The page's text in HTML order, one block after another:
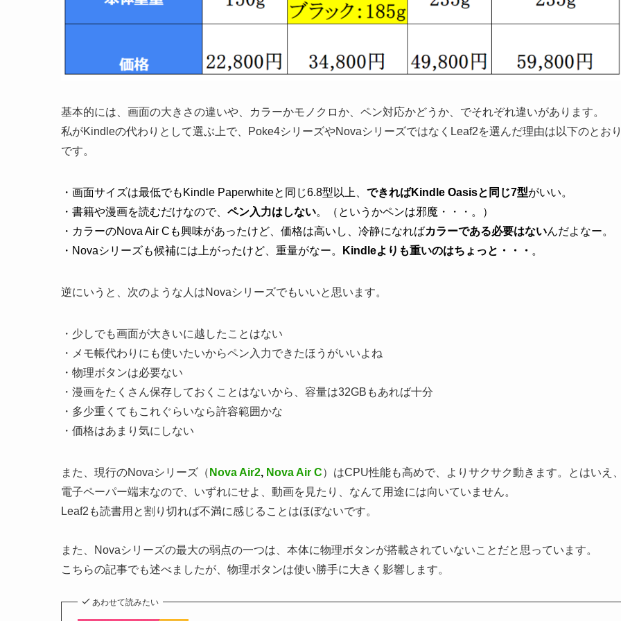
基本的には、画面の大きさの違いや、カラーかモノクロか、ペン対応かどうか、でそれぞれ違いがあります。
私がKindleの代わりとして選ぶ上で、Poke4シリーズやNovaシリーズではなくLeaf2を選んだ理由は以下のとお
です。
・画面サイズは最低でもKindle Paperwhiteと同じ6.8型以上、 できればKindle Oasisと同じ7型がいい。
・書籍や漫画を読むだけなので、 ペン入力はしない。（というかペンは邪魔・・・。）
・カラーのNova Air Cも興味があったけど、価格は高いし、冷静になればカラーである必要はないんだよなー。
・Novaシリーズも候補には上がったけど、重量がなー。
Kindleよりも重いのはちょっと・・・ 。
逆にいうと、次のような人はNovaシリーズでもいいと思います。
・少しでも画面が大きいに越したことはない
・メモ帳代わりにも使いたいからペン入力できたほうがいいよね
・物理ボタンは必要ない
・漫画をたくさん保存しておくことはないから、容量は32GBもあれば十分
・多少重くてもこれぐらいなら許容範囲かな
・価格はあまり気にしない
また、現行のNovaシリーズ（ Nova Air2, Nova Air C）はCPU性能も高めで、よりサクサク動きます。とはいえ
電子ペーパー端末なので、いずれにせよ、動画を見たり、なんて用途には向いていません。
Leaf2も読書用と割り切れば不満に感じることはほぼないです。
また、Novaシリーズの最大の弱点の一つは、本体に物理ボタンが搭載されていないことだと思っています。
こちらの記事でも述べましたが、物理ボタンは使い勝手に大きく影響します。
あわせて読みたい